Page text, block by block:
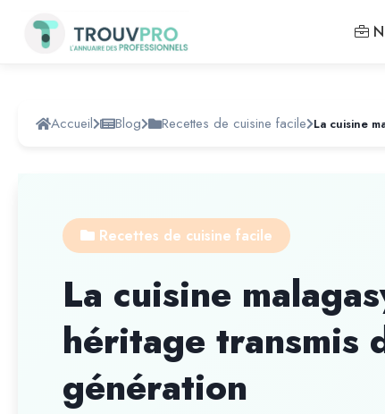
Accueil Blog Recettes de cuisine facile
Recettes de cuisine facile
La cuisine
héritage transmis
génération